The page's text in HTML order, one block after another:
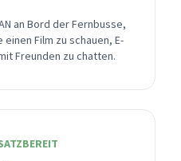
an Bord der Fernbusse,
Film zu schauen, E-
Freunden zu chatten.